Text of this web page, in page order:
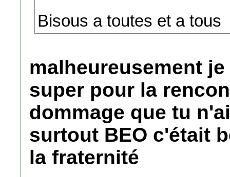
Bisous a toutes et a tous
malheureusement
super pour la
dommage que tu
surtout BEO c'était
la fraternité